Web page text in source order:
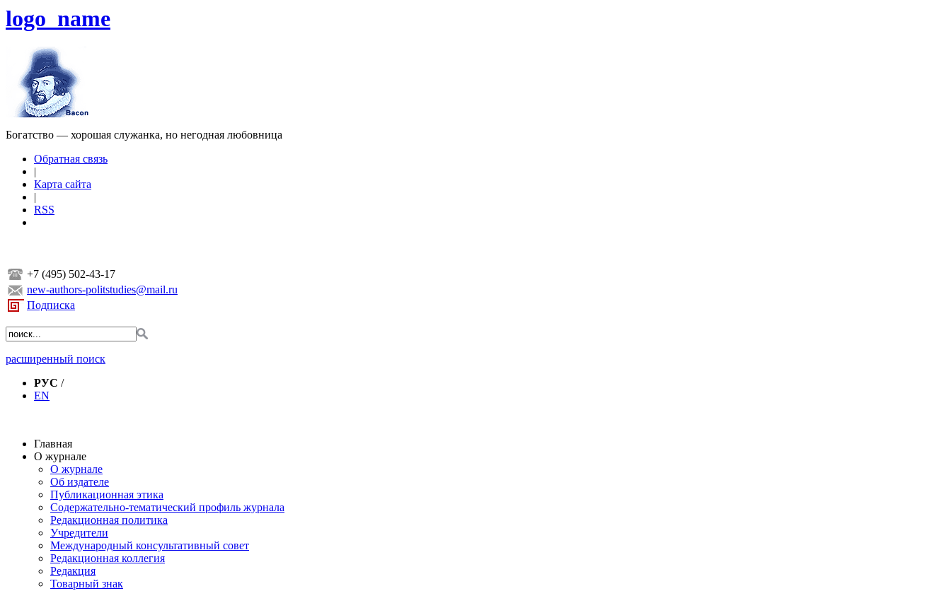
logo_name
Богатство — хорошая служанка, но негодная любовница
Обратная связь
|
Карта сайта
|
RSS
+7 (495) 502-43-17
new-authors-politstudies@mail.ru
Подписка
расширенный поиск
РУС /
EN
Главная
О журнале
О журнале
Об издателе
Публикационная этика
Содержательно-тематический профиль журнала
Редакционная политика
Учредители
Международный консультативный совет
Редакционная коллегия
Редакция
Товарный знак